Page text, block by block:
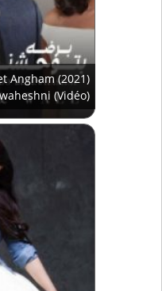
Angham (2021)
(Vidéo)